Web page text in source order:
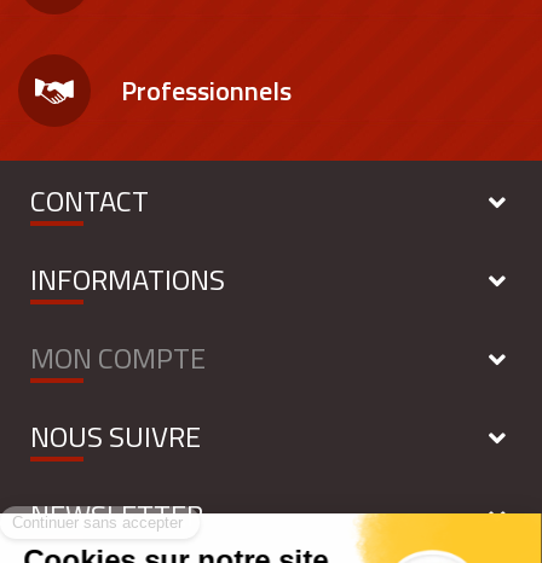
Professionnels
CONTACT
INFORMATIONS
MON COMPTE
NOUS SUIVRE
NEWSLETTER